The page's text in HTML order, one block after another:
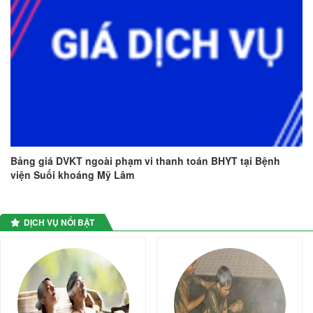
Bảng giá DVKT ngoài phạm vi thanh toán BHYT tại Bệnh
viện Suối khoáng Mỹ Lâm
DỊCH VỤ NỔI BẬT